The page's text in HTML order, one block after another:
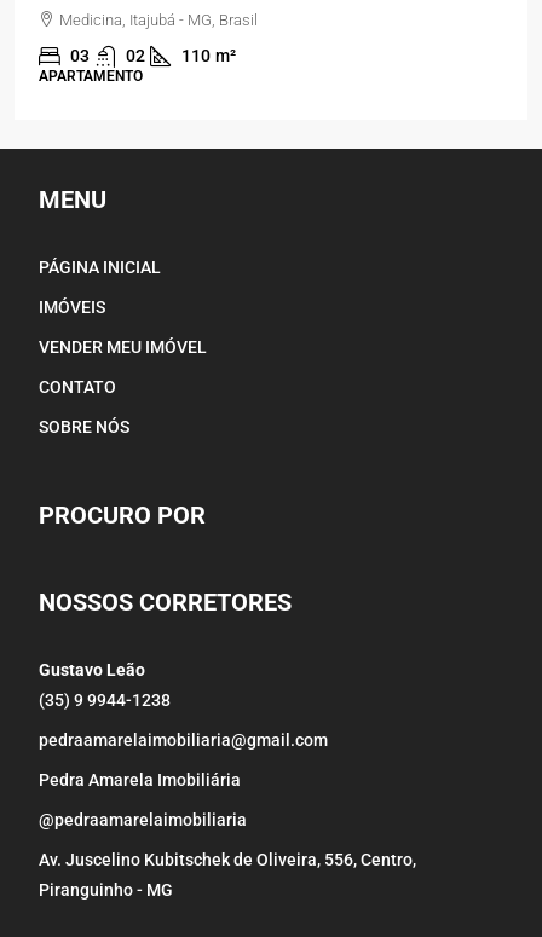
Residencial Jardim Panorama, Piranguinho - MG, Brasil
03 02 150 m²
CASA
MENU
PÁGINA INICIAL
IMÓVEIS
VENDER MEU IMÓVEL
CONTATO
SOBRE NÓS
PROCURO POR
NOSSOS CORRETORES
Gustavo Leão
(35) 9 9944-1238
pedraamarelaimobiliaria@gmail.com
Pedra Amarela Imobiliária
@pedraamarelaimobiliaria
Av. Juscelino Kubitschek de Oliveira, 556, Centro,
Piranguinho - MG